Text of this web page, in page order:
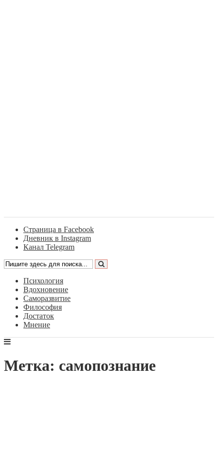
Страница в Facebook
Дневник в Instagram
Канал Telegram
Психология
Вдохновение
Саморазвитие
Философия
Достаток
Мнение
Метка: самопознание